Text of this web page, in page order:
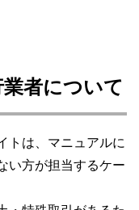
者について
トは、マニュアルに
い方が担当するケー